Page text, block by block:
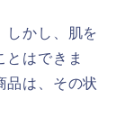
しかし、肌を
とはできま
品は、その状